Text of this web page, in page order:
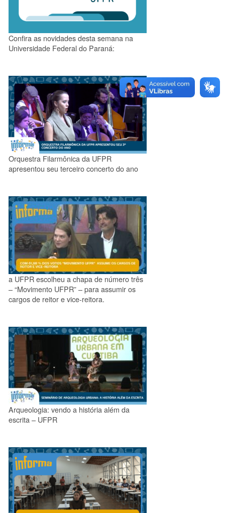
Confira as novidades desta semana na
Universidade Federal do Paraná:
Orquestra Filarmônica da UFPR
apresentou seu terceiro concerto do ano
a UFPR escolheu a chapa de número três
– “Movimento UFPR” – para assumir os
cargos de reitor e vice-reitora.
Arqueologia: vendo a história além da
escrita – UFPR